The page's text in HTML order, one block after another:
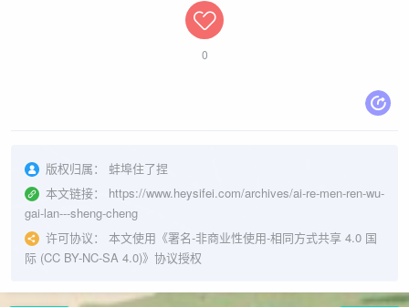
0
版权归属：
蚌埠住了捏
本文链接：
https://www.heysifei.com/archives/ai-re-men-ren-wu-
gai-lan---sheng-cheng
许可协议：
本文使用《署名-非商业性使用-相同方式共享 4.0 国
际 (CC BY-NC-SA 4.0)》协议授权